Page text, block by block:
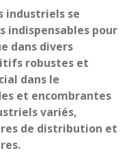
industriels se
indispensables pour
dans divers
robustes et
dans le
et encombrantes
variés,
de distribution et